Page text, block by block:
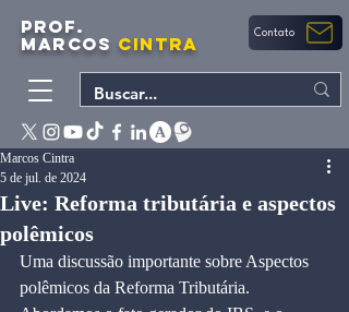
PROF.
MARCOS CINTRA Contato
Live: Reforma tributária e aspectos
polêmicos
Marcos Cintra
5 de jul. de 2024
Uma discussão importante sobre Aspectos
polêmicos da Reforma Tributária.